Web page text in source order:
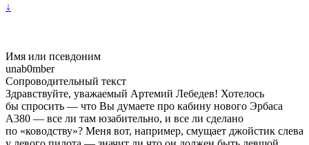
↓
Имя или псевдоним
unab0mber
Сопроводительный текст
Здравствуйте, уважаемый Артемий Лебедев! Хотелось
бы спросить — что Вы думаете про кабину нового Эрбаса
А380 — все ли там юзабительно, и все ли сделано
по «ководству»? Меня вот, например, смущает джойстик слева